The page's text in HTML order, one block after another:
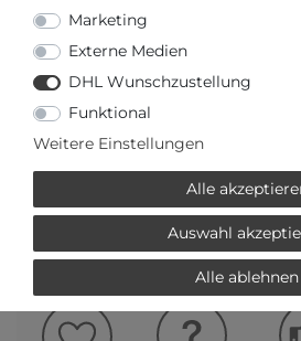
Versandfertig in 2-3 Werktagen
AUTORISIERTER HÄNDLER
SCHNELLE LIEFERZEIT
Ihr Preis bei3% Skontobei Vorab
Marketing
Externe Medien
DHL Wunschzustellung
Funktional
Weitere Einstellungen
Alle
Auswahl
Alle ablehnen